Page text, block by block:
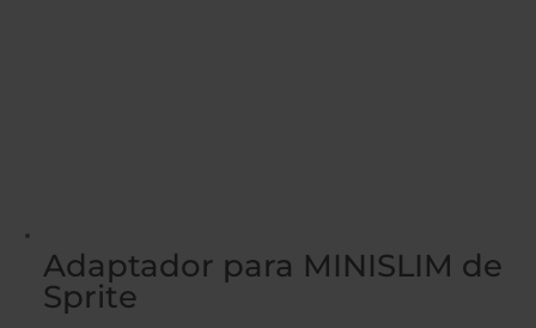
Adaptador para MINISLIM de
Sprite